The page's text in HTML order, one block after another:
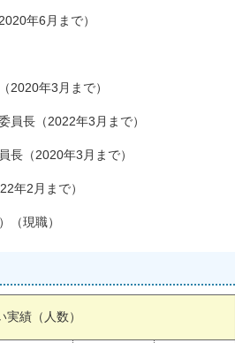
年6月まで）
2020年3月まで）
員長（2022年3月まで）
長（2020年3月まで）
年2月まで）
（現職）
績（人数）